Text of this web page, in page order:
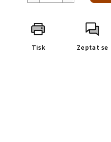
Tisk Zeptat se